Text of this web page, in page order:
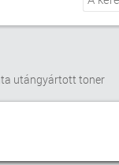
utángyártott toner